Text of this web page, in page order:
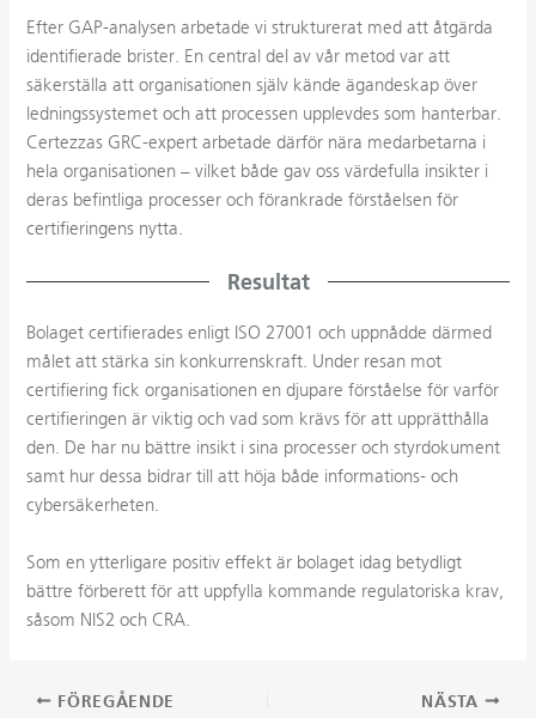
Efter GAP-analysen arbetade vi strukturerat med att åtgärda
identifierade brister. En central del av vår metod var att
säkerställa att organisationen själv kände ägandeskap över
ledningssystemet och att processen upplevdes som hanterbar.
Certezzas GRC-expert arbetade därför nära medarbetarna i
hela organisationen – vilket både gav oss värdefulla insikter i
deras befintliga processer och förankrade förståelsen för
certifieringens nytta.
Resultat
Bolaget certifierades enligt ISO 27001 och uppnådde därmed
målet att stärka sin konkurrenskraft. Under resan mot
certifiering fick organisationen en djupare förståelse för varför
certifieringen är viktig och vad som krävs för att upprätthålla
den. De har nu bättre insikt i sina processer och styrdokument
samt hur dessa bidrar till att höja både informations- och
cybersäkerheten.
Som en ytterligare positiv effekt är bolaget idag betydligt
bättre förberett för att uppfylla kommande regulatoriska krav,
såsom NIS2 och CRA.
Inläggsnavigering
FÖREGÅENDE NÄSTA